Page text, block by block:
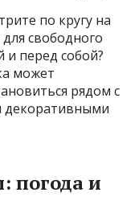
по кругу на
свободного
и перед собой?
может
рядом с
декоративными
погода и